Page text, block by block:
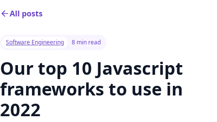
All posts
Software Engineering 8 min read
Our top 10 Javascript
frameworks to use in
2022